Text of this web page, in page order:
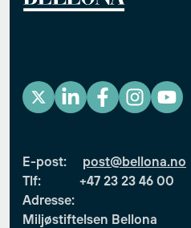
E-post: post@bellona.no
Tlf: +47 23 23 46 00
Adresse:
Miljøstiftelsen Bellona